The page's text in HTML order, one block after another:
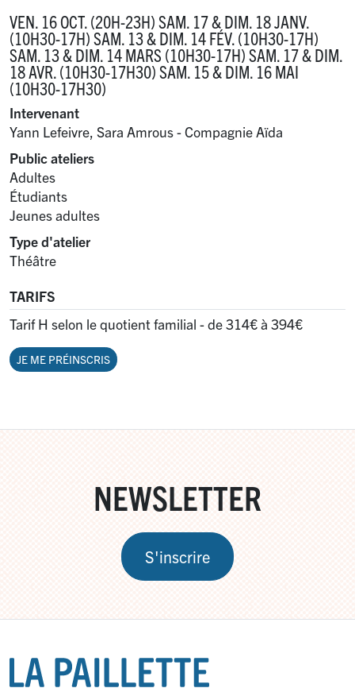
VEN. 16 OCT. (20H-23H) SAM. 17 & DIM. 18 JANV.
(10H30-17H) SAM. 13 & DIM. 14 FÉV. (10H30-17H)
SAM. 13 & DIM. 14 MARS (10H30-17H) SAM. 17 & DIM.
18 AVR. (10H30-17H30) SAM. 15 & DIM. 16 MAI
(10H30-17H30)
Intervenant
Yann Lefeivre, Sara Amrous - Compagnie Aïda
Public ateliers
Adultes
Étudiants
Jeunes adultes
Type d'atelier
Théâtre
TARIFS
Tarif H selon le quotient familial - de 314€ à 394€
JE ME PRÉINSCRIS
NEWSLETTER
S'inscrire